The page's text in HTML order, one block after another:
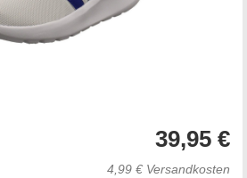
39,95 €
4,99 € Versandkosten